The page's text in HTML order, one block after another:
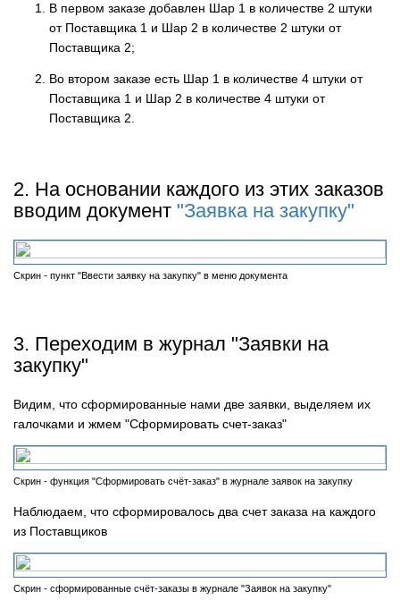
В первом заказе добавлен Шар 1 в количестве 2 штуки
от Поставщика 1 и Шар 2 в количестве 2 штуки от
Поставщика 2;
Во втором заказе есть Шар 1 в количестве 4 штуки от
Поставщика 1 и Шар 2 в количестве 4 штуки от
Поставщика 2.
2. На основании каждого из этих заказов
вводим документ "Заявка на закупку"
Скрин - пункт "Ввести заявку на закупку" в меню документа
3. Переходим в журнал "Заявки на
закупку"
Видим, что сформированные нами две заявки, выделяем их
галочками и жмем "Сформировать счет-заказ"
Скрин - функция "Сформировать счёт-заказ" в журнале заявок на закупку
Наблюдаем, что сформировалось два счет заказа на каждого
из Поставщиков
Скрин - сформированные счёт-заказы в журнале "Заявок на закупку"